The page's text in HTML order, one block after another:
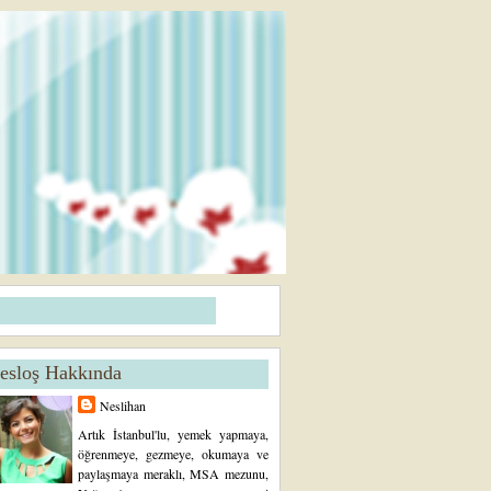
Hakkında
Neslihan
Artık İstanbul'lu, yemek yapmaya,
öğrenmeye, gezmeye, okumaya ve
paylaşmaya meraklı, MSA mezunu,